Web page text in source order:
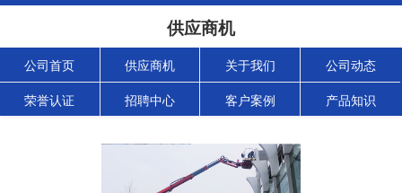
供应商机
公司首页 供应商机 关于我们 公司动态
荣誉认证 招聘中心 客户案例 产品知识